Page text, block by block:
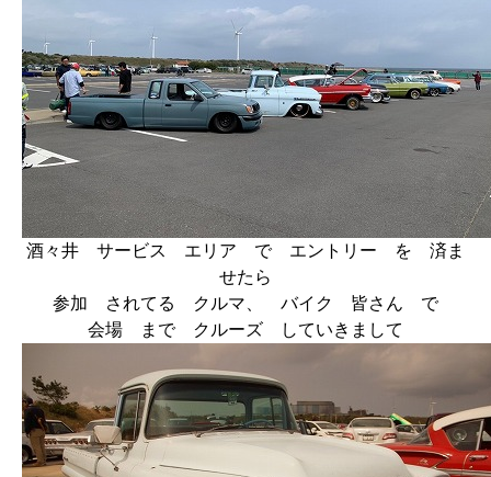
酒々井 サービス エリア で エントリー を 済ま
せたら
参加 されてる クルマ、 バイク 皆さん で
会場 まで クルーズ していきまして